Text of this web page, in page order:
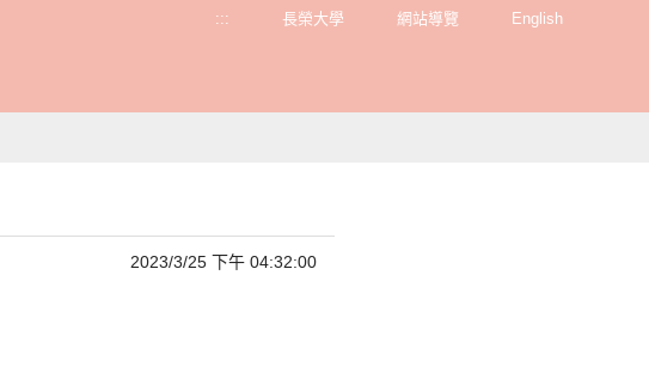
::: 長榮大學 網站導覽 English
2023/3/25 下午 04:32:00